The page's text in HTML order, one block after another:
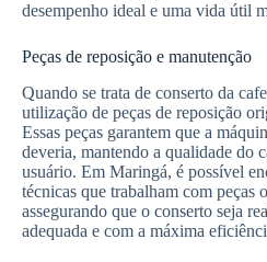
desempenho ideal e uma vida útil
Peças de reposição e manutenção
Quando se trata de conserto da
utilização de peças de reposição
Essas peças garantem que a
deveria, mantendo a qualidade do
usuário. Em Maringá, é possível
técnicas que trabalham com peças
assegurando que o conserto seja
adequada e com a máxima